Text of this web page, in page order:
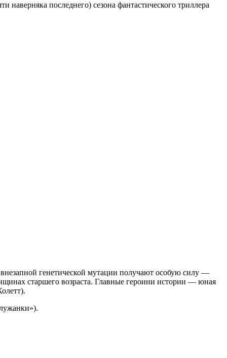
последнего) сезона фантастического триллера
генетической мутации получают особую силу —
старшего возраста. Главные героини истории — юная